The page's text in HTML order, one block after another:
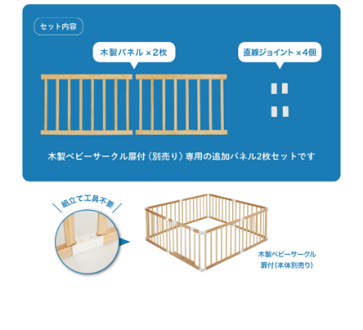
チャイルドシートユーザー登録
ママコラボ
このサイトについて